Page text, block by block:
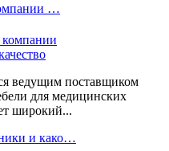
…
ведущим поставщиком
для медицинских
широкий...
и како…